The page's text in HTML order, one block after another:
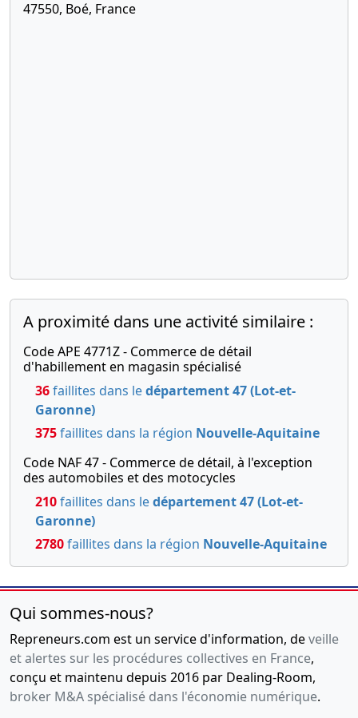
47550, Boé, France
A proximité dans une activité similaire :
Code APE 4771Z - Commerce de détail
d'habillement en magasin spécialisé
36faillites dans ledépartement 47 (Lot-et-
Garonne)
375faillites dans la région Nouvelle-Aquitaine
Code NAF 47 - Commerce de détail, à l'exception
des automobiles et des motocycles
210faillites dans ledépartement 47 (Lot-et-
Garonne)
2780faillites dans la région Nouvelle-Aquitaine
Qui sommes-nous?
Repreneurs.com est un service d'information, deveille
et alertes sur les procédures collectives en France,
conçu et maintenu depuis 2016 par Dealing-Room,
broker M&A spécialisé dans l'économie numérique.